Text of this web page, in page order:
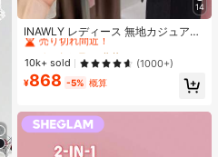
14
INAWLY レディース 無地カジュアル
薄手カーディガン、春夏用
#1 ベストセラー
売り切れ間近！
#1 ベストセラー
売り切れ間近！
#1 ベストセラー
売り切れ間近！
#1 ベストセラー
10k+ sold (1000+)
¥868 -5% 概算